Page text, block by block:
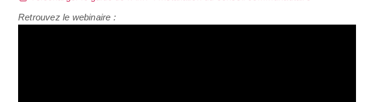
Retrouvez le webinaire :